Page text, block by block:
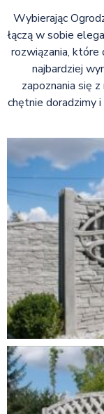
Wybierając
łączą w sobie
rozwiązania,
najbardziej
zapoznania się
chętnie doradzimy